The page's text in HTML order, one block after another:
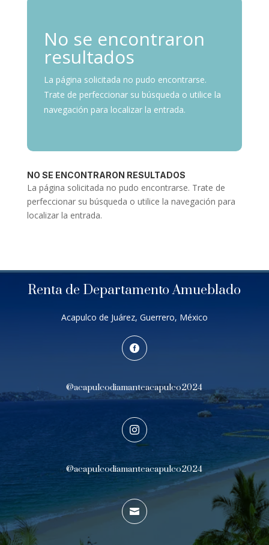
No se encontraron
resultados
La página solicitada no pudo encontrarse.
Trate de perfeccionar su búsqueda o utilice la
navegación para localizar la entrada.
NO SE ENCONTRARON RESULTADOS
La página solicitada no pudo encontrarse. Trate de
perfeccionar su búsqueda o utilice la navegación para
localizar la entrada.
Renta de Departamento Amueblado
Acapulco de Juárez, Guerrero, México

@acapulcodiamanteacapulco2024

@acapulcodiamanteacapulco2024
